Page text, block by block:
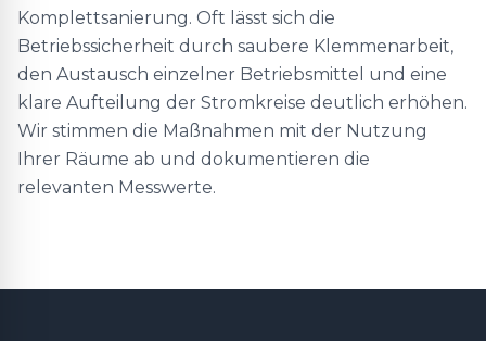
Komplettsanierung. Oft lässt sich die
Betriebssicherheit durch saubere Klemmenarbeit,
den Austausch einzelner Betriebsmittel und eine
klare Aufteilung der Stromkreise deutlich erhöhen.
Wir stimmen die Maßnahmen mit der Nutzung
Ihrer Räume ab und dokumentieren die
relevanten Messwerte.